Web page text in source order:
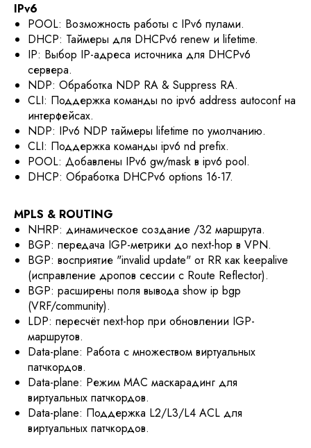
IPv6
POOL: Возможность работы с IPv6 пулами.
DHCP: Таймеры для DHCPv6 renew и lifetime.
IP: Выбор IP-адреса источника для DHCPv6
сервера.
NDP: Обработка NDP RA & Suppress RA.
CLI: Поддержка команды no ipv6 address autoconf на
интерфейсах.
NDP: IPv6 NDP таймеры lifetime по умолчанию.
CLI: Поддержка команды ipv6 nd prefix.
POOL: Добавлены IPv6 gw/mask в ipv6 pool.
DHCP: Обработка DHCPv6 options 16-17.
MPLS & ROUTING
NHRP: динамическое создание /32 маршрута.
BGP: передача IGP-метрики до next-hop в VPN.
BGP: восприятие "invalid update" от RR как keepalive
(исправление дропов сессии с Route Reflector).
BGP: расширены поля вывода show ip bgp
(VRF/community).
LDP: пересчёт next-hop при обновлении IGP-
маршрутов.
Data-plane: Работа c множеством виртуальных
патчкордов.
Data-plane: Режим MAC маскарадинг для
виртуальных патчкордов.
Data-plane: Поддержка L2/L3/L4 ACL для
виртуальных патчкордов.